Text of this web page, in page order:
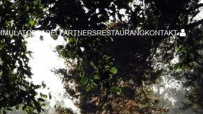
PADELPARTNERSRESTAURANGKONTAKT